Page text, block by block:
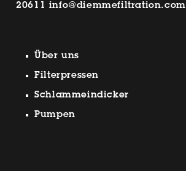
20611 info@diemmefiltration.com
Über uns
Filterpressen
Schlammeindicker
Pumpen